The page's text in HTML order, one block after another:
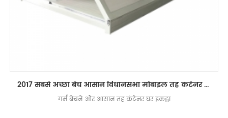
2017 सबसे अच्छा बेच आसान विधानसभा मोबाइल तह कंटेनर घर prefabricated
गर्म बेचने और आसान तह कंटेनर घर इकट्ठा